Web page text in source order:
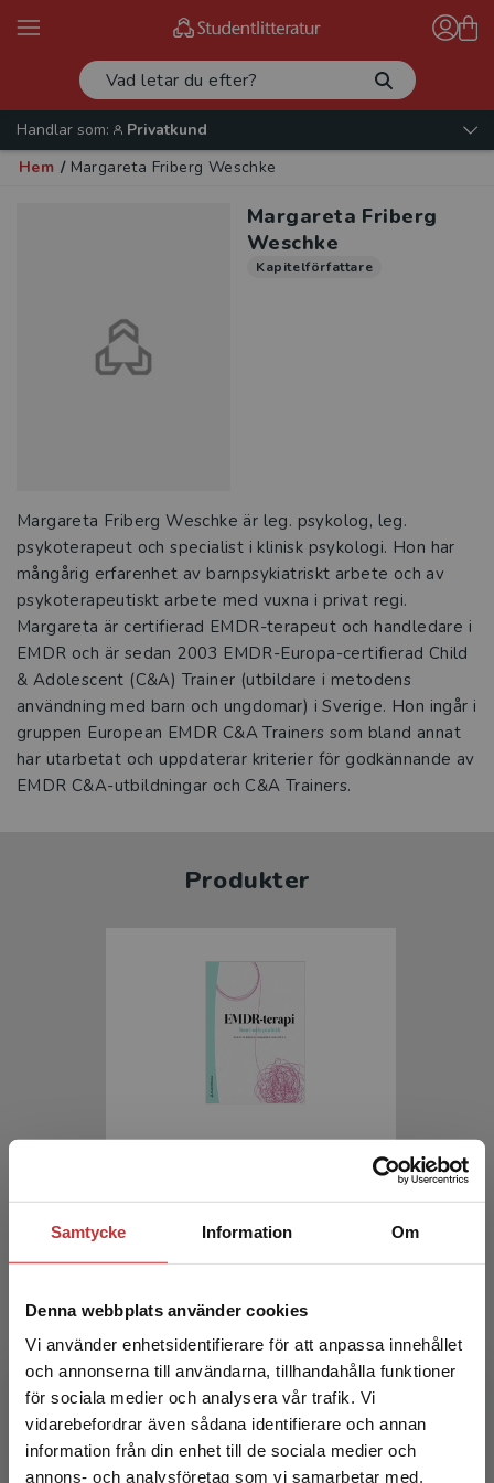
Samtycke Information Om
Denna webbplats använder cookies
Vi använder enhetsidentifierare för att anpassa innehållet
och annonserna till användarna, tillhandahålla funktioner
för sociala medier och analysera vår trafik. Vi
vidarebefordrar även sådana identifierare och annan
information från din enhet till de sociala medier och
annons- och analysföretag som vi samarbetar med.
Begränsad fraktregion
Handlar som:
Privatkund
Hem / Margareta Friberg Weschke
Margareta Friberg
Weschke
Kapitelförfattare
Margareta Friberg Weschke är leg. psykolog, leg.
psykoterapeut och specialist i klinisk psykologi. Hon har
mångårig erfarenhet av barnpsykiatriskt arbete och av
psykoterapeutiskt arbete med vuxna i privat regi.
Margareta är certifierad EMDR-terapeut och handledare i
EMDR och är sedan 2003 EMDR-Europa-certifierad Child
& Adolescent (C&A) Trainer (utbildare i metodens
användning med barn och ungdomar) i Sverige. Hon ingår i
gruppen European EMDR C&A Trainers som bland annat
har utarbetat och uppdaterar kriterier för godkännande av
EMDR C&A-utbildningar och C&A Trainers.
Produkter
EMDR-terapi
Bergh Johannesson, Kerstin (red.)
413 kr
inkl. moms
Exkl. moms: 390 kr